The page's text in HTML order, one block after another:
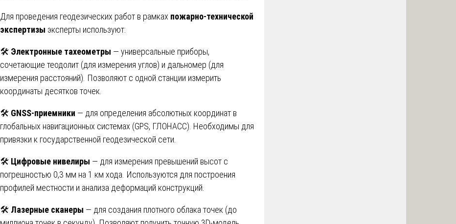
Для проведения геодезических работ в рамках пожарно-технической
экспертизы эксперты используют:
🛠 Электронные тахеометры — универсальные приборы,
сочетающие теодолит (для измерения углов) и дальномер (для
измерения расстояний). Позволяют с одной станции измерить
координаты десятков точек.
🛠 GNSS-приемники — для определения абсолютных координат в
глобальных навигационных системах (GPS, ГЛОНАСС). Необходимы для
привязки к государственной геодезической сети.
🛠 Цифровые нивелиры — для измерения превышений высот с
погрешностью 0,3 мм на 1 км хода. Используются для построения
профилей местности и анализа деформаций конструкций.
🛠 Лазерные сканеры — для создания плотного облака точек (до